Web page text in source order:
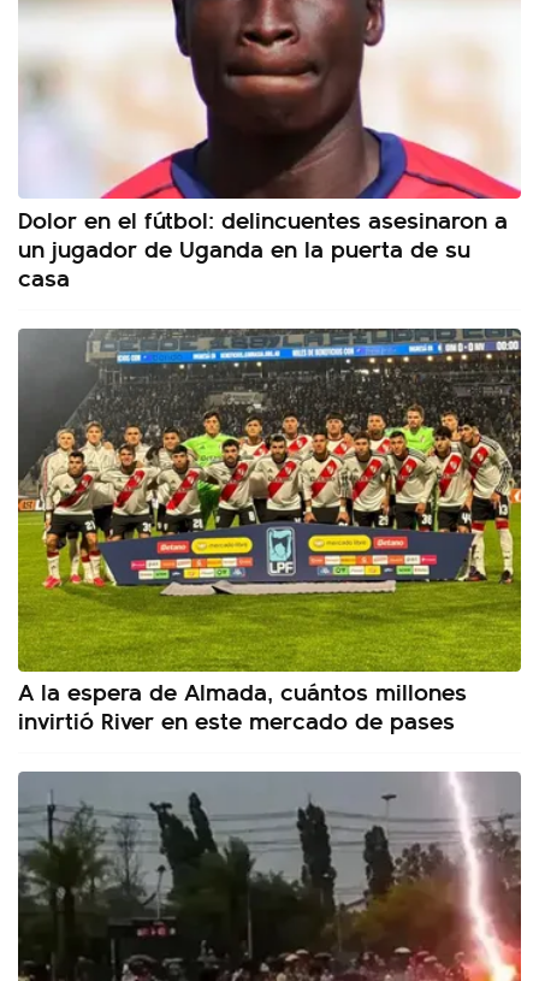
Dolor en el fútbol: delincuentes asesinaron a
un jugador de Uganda en la puerta de su
casa
A la espera de Almada, cuántos millones
invirtió River en este mercado de pases